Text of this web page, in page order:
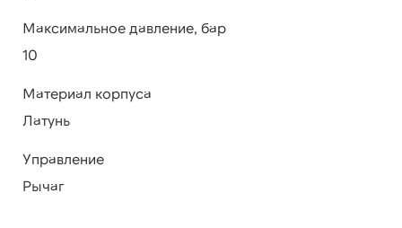
Максимальное давление, бар
10
Материал корпуса
Латунь
Управление
Рычаг